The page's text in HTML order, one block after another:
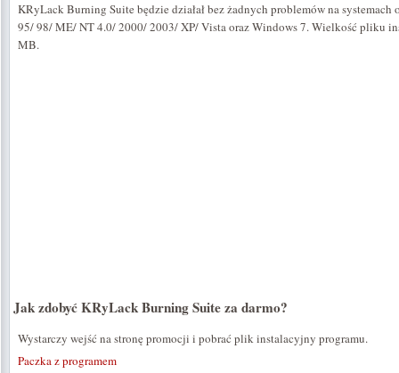
KRyLack Burning Suite będzie działał bez żadnych problemów na
95/ 98/ ME/ NT 4.0/ 2000/ 2003/ XP/ Vista oraz Windows 7. Wielkość pliku
MB.
Jak zdobyć KRyLack Burning Suite za darmo?
Wystarczy wejść na stronę promocji i pobrać plik instalacyjny programu.
Paczka z programem